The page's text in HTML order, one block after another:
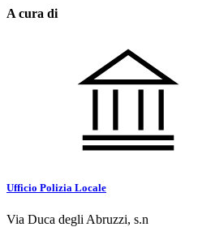
A cura di
Ufficio Polizia Locale
Via Duca degli Abruzzi, s.n